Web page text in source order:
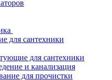
для сантехники
для сантехники
и канализация
для прочистки